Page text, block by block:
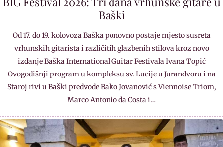
Baški
Od 17. do 19. kolovoza Baška ponovno postaje mjesto susreta
vrhunskih gitarista i različitih glazbenih stilova kroz novo
izdanje Baška International Guitar Festivala Ivana Topić
Ovogodišnji program u kompleksu sv. Lucije u Jurandvoru i na
Staroj rivi u Baški predvode Bako Jovanović s Viennoise Triom,
Marco Antonio da Costa i…